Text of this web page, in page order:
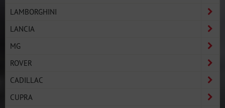
LAMBORGHINI
LANCIA
MG
ROVER
CADILLAC
CUPRA